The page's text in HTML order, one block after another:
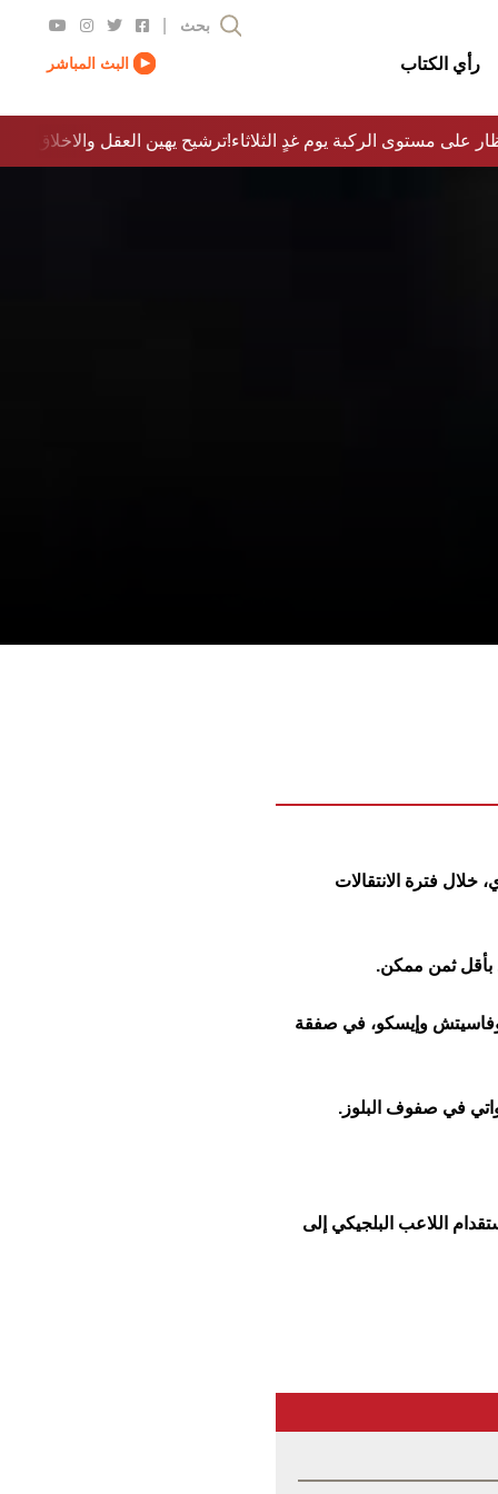
رأي الكتاب
بحث
البث المباشر
على مستوى الركبة يوم غدٍ الثلاثاء
فترة الانتقالات
بأقل ثمن ممكن.
وإيسكو، في صفقة
في صفوف البلوز.
اللاعب البلجيكي إلى